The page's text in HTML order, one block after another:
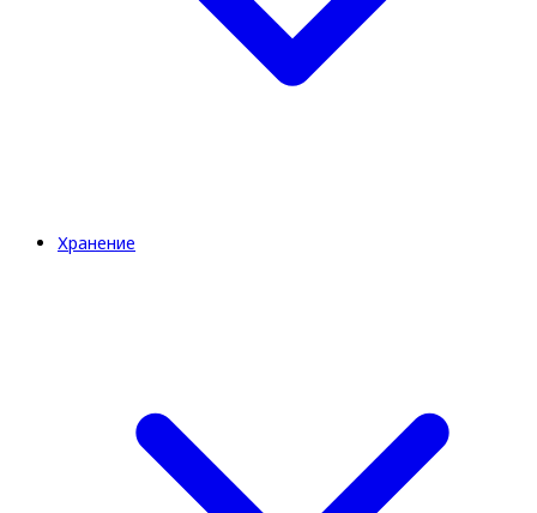
Хранение